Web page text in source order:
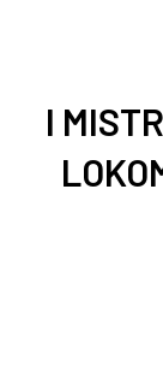
I